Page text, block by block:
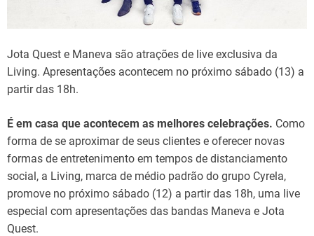
Jota Quest e Maneva são atrações de live exclusiva da
Living. Apresentações acontecem no próximo sábado (13) a
partir das 18h.
É em casa que acontecem as melhores celebrações. Como
forma de se aproximar de seus clientes e oferecer novas
formas de entretenimento em tempos de distanciamento
social, a Living, marca de médio padrão do grupo Cyrela,
promove no próximo sábado (12) a partir das 18h, uma live
especial com apresentações das bandas Maneva e Jota
Quest.